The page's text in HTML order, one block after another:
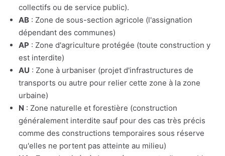
collectifs ou de service public).
AB : Zone de sous-section agricole (l'assignation
dépendant des communes)
AP : Zone d'agriculture protégée (toute construction y
est interdite)
AU : Zone à urbaniser (projet d'infrastructures de
transports ou autre pour relier cette zone à la zone
urbaine)
N : Zone naturelle et forestière (construction
généralement interdite sauf pour des cas très précis
comme des constructions temporaires sous réserve
qu'elles ne portent pas atteinte au milieu)